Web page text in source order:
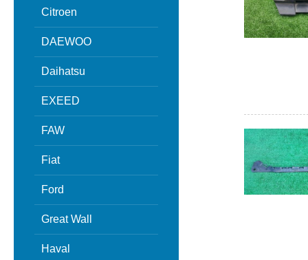
Citroen
DAEWOO
Daihatsu
EXEED
FAW
Fiat
Ford
Great Wall
Haval